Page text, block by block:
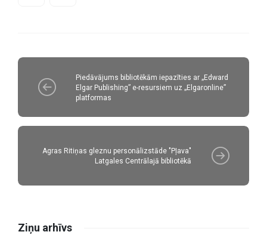
Piedāvājums bibliotēkām iepazīties ar „Edward
Elgar Publishing” e-resursiem uz „Elgaronline”
platformas
Agras Ritiņas gleznu personālizstāde "Pļava"
Latgales Centrālajā bibliotēkā
Ziņu arhīvs